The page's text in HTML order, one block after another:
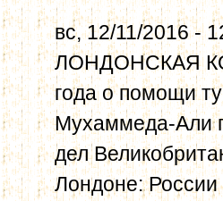
вс, 12/11/2016 -
ЛОНДОНСКАЯ
года о помощи
Мухаммеда-Али
дел
Лондоне: